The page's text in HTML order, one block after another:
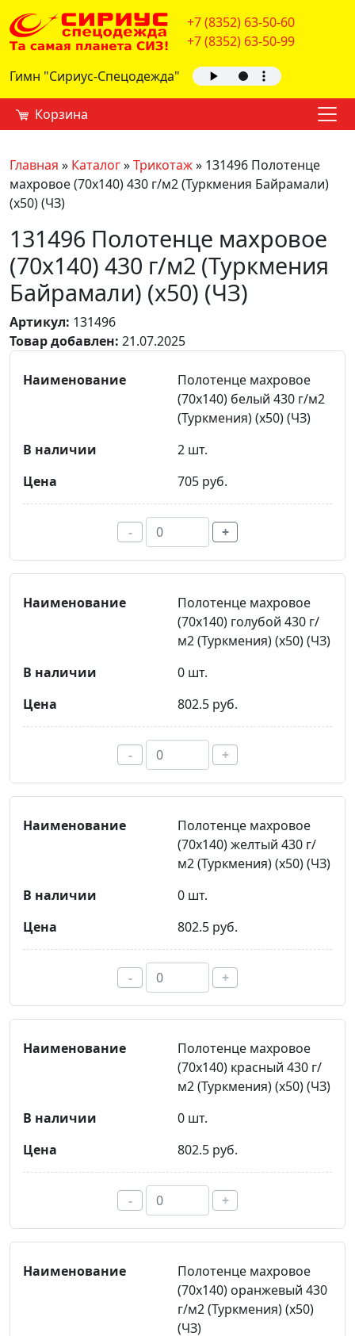
+7 (8352) 63-50-60
+7 (8352) 63-50-99
Гимн "Сириус-Спецодежда"
Корзина
Главная » Каталог»Трикотаж» 131496 Полотенце
махровое (70х140) 430 г/м2 (Туркмения Байрамали)
(х50) (ЧЗ)
131496 Полотенце махровое
(70х140) 430 г/м2 (Туркмения
Байрамали) (х50) (ЧЗ)
Артикул: 131496
Товар добавлен: 21.07.2025
Полотенце махровое
(70х140) белый 430 г/м2
(Туркмения) (х50) (ЧЗ)
2 шт.
705 руб.
- +
Полотенце махровое
(70х140) голубой 430 г/
м2 (Туркмения) (х50) (ЧЗ)
0 шт.
802.5 руб.
- +
Полотенце махровое
(70х140) желтый 430 г/
м2 (Туркмения) (х50) (ЧЗ)
0 шт.
802.5 руб.
- +
Полотенце махровое
(70х140) красный 430 г/
м2 (Туркмения) (х50) (ЧЗ)
0 шт.
802.5 руб.
- +
Полотенце махровое
(70х140) оранжевый 430
г/м2 (Туркмения) (х50)
(ЧЗ)